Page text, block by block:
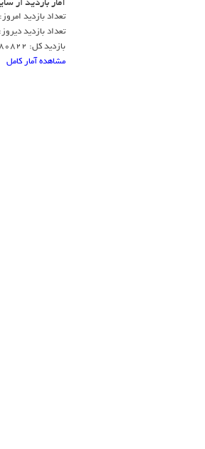
آمار بازديد از
تعداد بازدید امروز: 4753
تعداد بازدید دیروز: 5230
بازدید کل: 79380822
مشاهده آمار کامل